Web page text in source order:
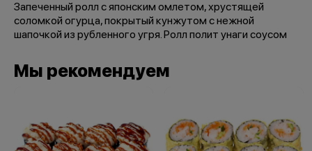
Запеченный ролл с японским омлетом, хрустящей
соломкой огурца, покрытый кунжутом с нежной
шапочкой из рубленного угря. Ролл полит унаги соусом
Мы рекомендуем